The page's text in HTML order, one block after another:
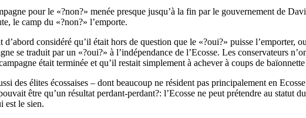
pour le «?non?» menée presque jusqu’à la fin par le gouvernement de
le camp du «?non?» l’emporte.
considéré qu’il était hors de question que le «?oui?» puisse l’emporter,
se traduit par un «?oui?» à l’indépendance de l’Ecosse. Les conservateurs
était terminée et qu’il restait simplement à achever à coups de
des élites écossaises – dont beaucoup ne résident pas principalement en
être qu’un résultat perdant-perdant?: l’Ecosse ne peut prétendre au
est le sien.